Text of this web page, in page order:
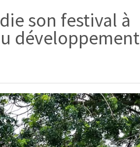
son festival à
développement